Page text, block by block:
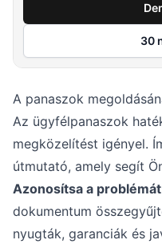
30
A panaszok
Az ügyfélpanaszok
megközelítést igényel.
útmutató, amely segít
Azonosítsa a
dokumentum
nyugták, garanciák és